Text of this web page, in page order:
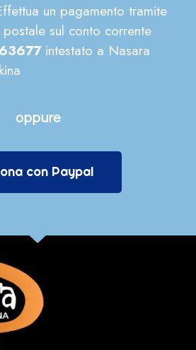
un pagamento tramite
sul conto corrente
intestato a Nasara
oppure
con Paypal